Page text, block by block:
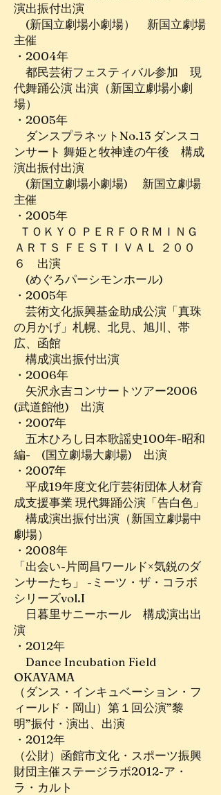
演出振付出演
(新国立劇場小劇場） 新国立劇場
主催
・2004年
都民芸術フェスティバル参加 現
代舞踊公演 出演（新国立劇場小劇
場）
・2005年
ダンスプラネットNo.13 ダンスコ
ンサート 舞姫と牧神達の午後 構成
演出振付出演
(新国立劇場小劇場) 新国立劇場
主催
・2005年
ＴＯＫＹＯ ＰＥＲＦＯＲＭＩＮＧ
ＡＲＴＳ ＦＥＳＴＩＶＡＬ ２００
６ 出演
(めぐろパーシモンホール)
・2005年
芸術文化振興基金助成公演「真珠
の月かげ」札幌、北見、旭川、帯
広、函館
構成演出振付出演
・2006年
矢沢永吉コンサートツアー2006
(武道館他) 出演
・2007年
五木ひろし日本歌謡史100年-昭和
編- (国立劇場大劇場) 出演
・2007年
平成19年度文化庁芸術団体人材育
成支援事業 現代舞踊公演「告白色」
構成演出振付出演（新国立劇場中
劇場）
・2008年
「出会い-片岡昌ワールド×気鋭のダ
ンサーたち」 -ミーツ・ザ・コラボ
シリーズvol.I
日暮里サニーホール 構成演出出
演
・2012年
Dance Incubation Field
OKAYAMA
（ダンス・インキュベーション・フ
ィールド・岡山）第１回公演”黎
明”振付・演出、出演
・2012年
（公財）函館市文化・スポーツ振興
財団主催ステージラボ2012-ア・
ラ・カルト